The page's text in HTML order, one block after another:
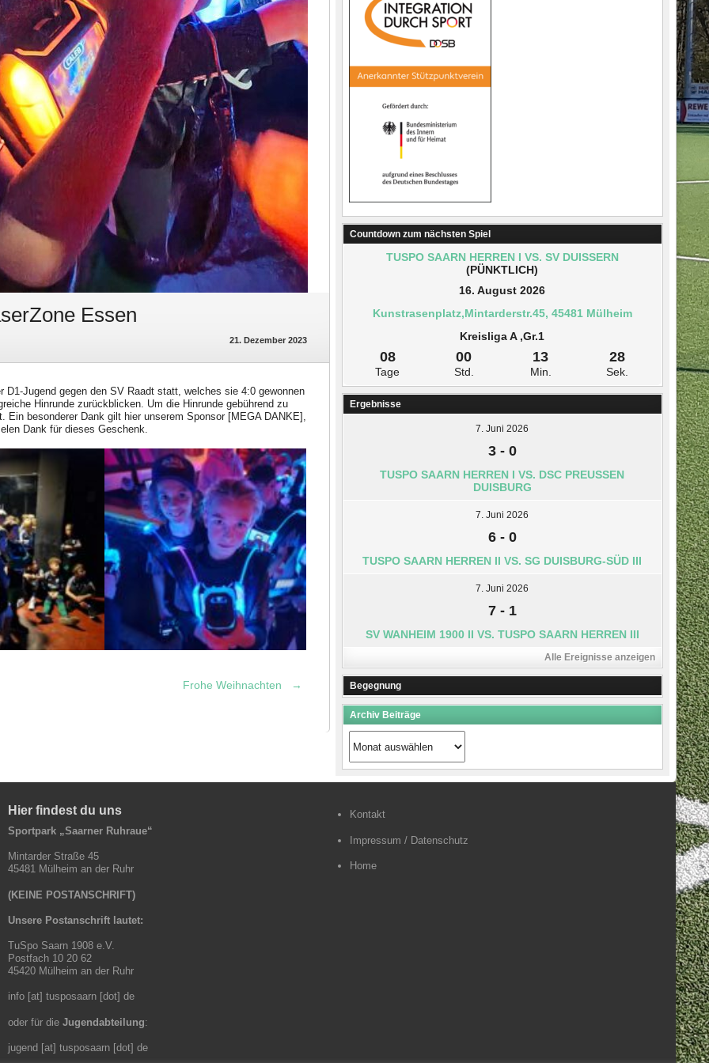
Essen
21. Dezember 2023
Jugend gegen den SV Raadt statt, welches sie 4:0 gewonnen
Hinrunde zurückblicken. Um die Hinrunde gebührend zu
besonderer Dank gilt hier unserem Sponsor [MEGA DANKE],
Dank für dieses Geschenk.
Frohe Weihnachten →
Countdown zum nächsten Spiel
TUSPO SAARN HERREN I VS. SV DUISSERN
(PÜNKTLICH)
16. August 2026
Kunstrasenplatz,Mintarderstr.45, 45481 Mülheim
Kreisliga A ,Gr.1
08
Tage
00
Std.
13
Min.
27
Sek.
Ergebnisse
7. Juni 2026
3- 0
TUSPO SAARN HERREN I VS. DSC PREUSSEN D
UISBURG
7. Juni 2026
6- 0
TUSPO SAARN HERREN II VS. SG DUISBURG-SÜD III
7. Juni 2026
7- 1
SV WANHEIM 1900 II VS. TUSPO SAARN HERREN III
Alle Ereignisse anzeigen
Begegnung
Archiv Beiträge
Archiv
Beiträge
Hier findest du uns
Sportpark „Saarner Ruhraue“
Mintarder Straße 45
45481 Mülheim an der Ruhr
(KEINE POSTANSCHRIFT)
Unsere Postanschrift lautet:
TuSpo Saarn 1908 e.V.
Postfach 10 20 62
45420 Mülheim an der Ruhr
info [at] tusposaarn [dot] de
oder für die Jugendabteilung:
jugend [at] tusposaarn [dot] de
Kontakt
Impressum / Datenschutz
Home